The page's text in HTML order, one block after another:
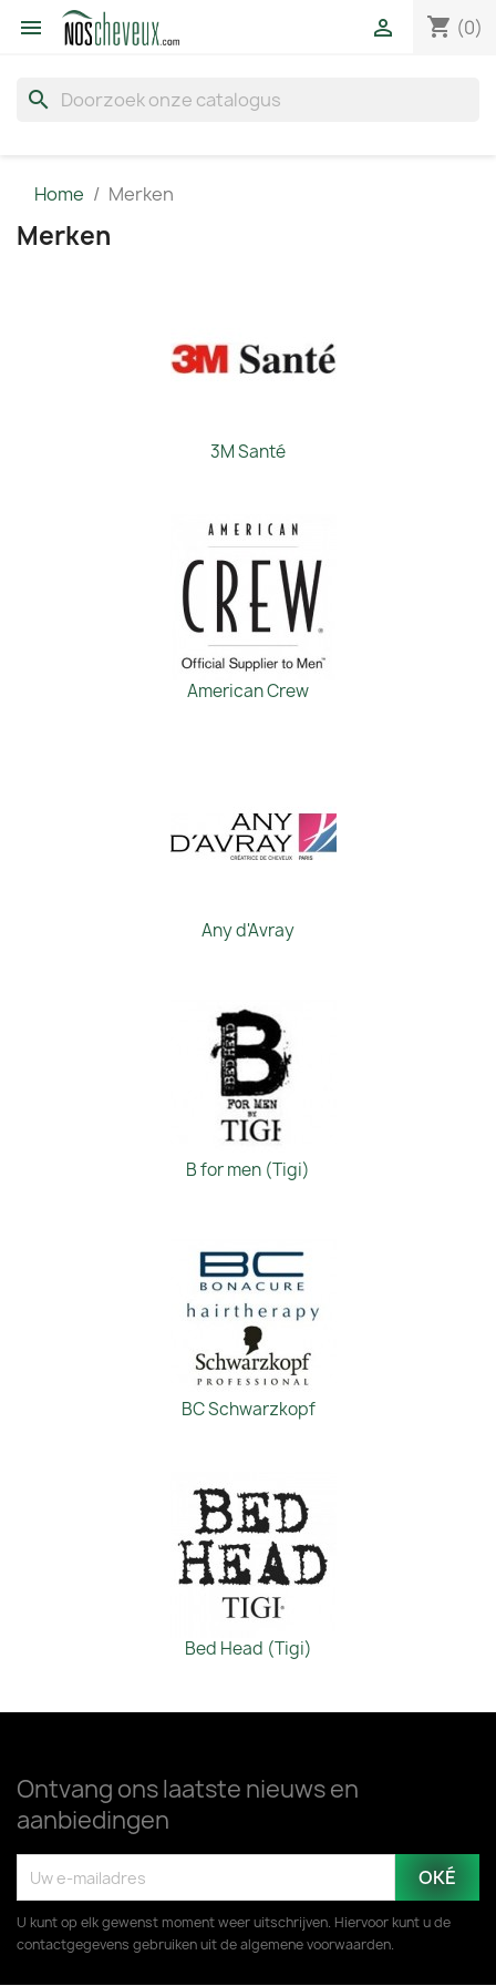
 shopping_cart (0)

search
Home Merken
Merken
3M Santé
American Crew
Any d'Avray
B for men (Tigi)
BC Schwarzkopf
Bed Head (Tigi)
Ontvang ons laatste nieuws en
aanbiedingen
U kunt op elk gewenst moment weer uitschrijven. Hiervoor kunt u de
contactgegevens gebruiken uit de algemene voorwaarden.